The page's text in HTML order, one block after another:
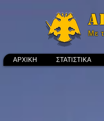
Με
ΑΡΧΙΚΗ ΣΤΑΤΙΣΤΙΚΑ